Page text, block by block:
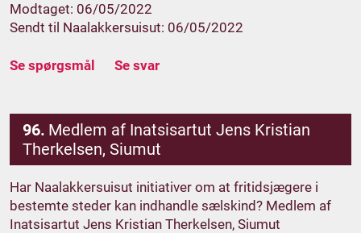
Modtaget: 06/05/2022
Sendt til Naalakkersuisut: 06/05/2022
Se spørgsmål Se svar
96. Medlem af Inatsisartut Jens Kristian
Therkelsen, Siumut
Har Naalakkersuisut initiativer om at fritidsjægere i
bestemte steder kan indhandle sælskind? Medlem af
Inatsisartut Jens Kristian Therkelsen, Siumut